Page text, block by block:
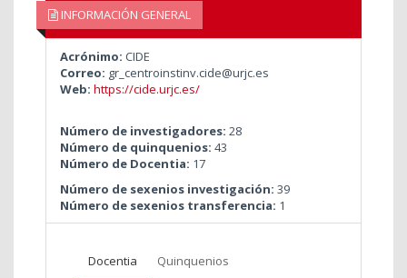
INFORMACIÓN GENERAL
Acrónimo: CIDE
Correo: gr_centroinstinv.cide@urjc.es
Web: https://cide.urjc.es/
Número de investigadores: 28
Número de quinquenios: 43
Número de Docentia: 17
Número de sexenios investigación: 39
Número de sexenios transferencia: 1
Docentia Quinquenios